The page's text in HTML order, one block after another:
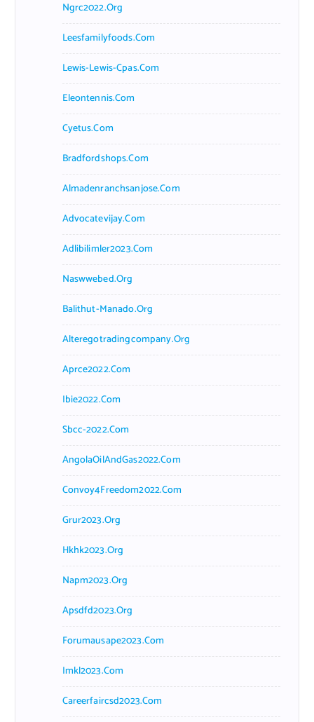
Ngrc2022.org
Leesfamilyfoods.com
Lewis-Lewis-Cpas.com
Eleontennis.com
Cyetus.com
Bradfordshops.com
Almadenranchsanjose.com
Advocatevijay.com
Adlibilimler2023.com
Naswwebed.org
Balithut-Manado.org
Alteregotradingcompany.org
Aprce2022.com
Ibie2022.com
Sbcc-2022.com
AngolaOilAndGas2022.com
Convoy4Freedom2022.com
Grur2023.org
Hkhk2023.org
Napm2023.org
Apsdfd2023.org
Forumausape2023.com
Imkl2023.com
Careerfaircsd2023.com